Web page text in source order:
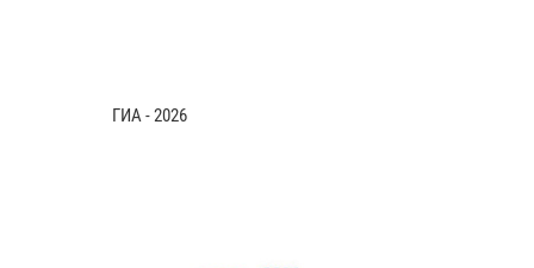
ГИА - 2026